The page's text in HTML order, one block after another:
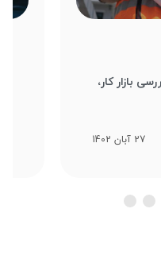
بازار کار،
27 آبان 1402